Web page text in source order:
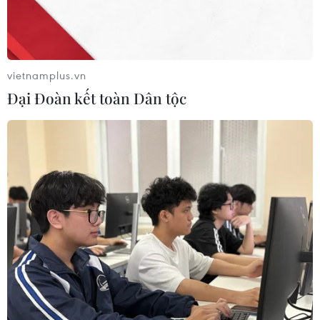
“Tỏa sáng Nghị lực Việt” 2026 đồng
hành cùng thanh niên khuyết tật
“Tổ trưởng” ở vùng biên vừa giỏi giữ
04/08/2026 07:44
Quảng Ngãi: Kỳ vọng vào những
Trưởng thôn “GenZ” ở vùng sâu,
vùng xa
31/07/2026 23:00
vietnamplus.vn
Đại Đoàn kết toàn Dân tộc